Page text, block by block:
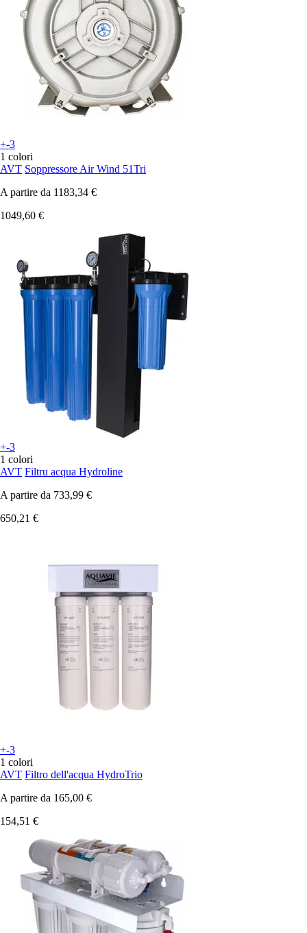
+-3
1 colori
AVT Soppressore Air Wind 51Tri
A partire da 1183,34 €
1049,60 €
+-3
1 colori
AVT Filtru acqua Hydroline
A partire da 733,99 €
650,21 €
+-3
1 colori
AVT Filtro dell'acqua HydroTrio
A partire da 165,00 €
154,51 €